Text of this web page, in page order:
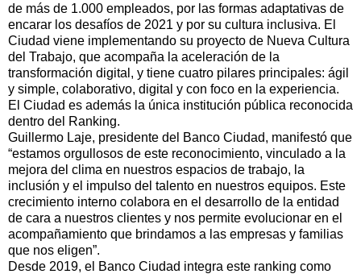
de más de 1.000 empleados, por las formas adaptativas de
encarar los desafíos de 2021 y por su cultura inclusiva. El
Ciudad viene implementando su proyecto de Nueva Cultura
del Trabajo, que acompaña la aceleración de la
transformación digital, y tiene cuatro pilares principales: ágil
y simple, colaborativo, digital y con foco en la experiencia.
El Ciudad es además la única institución pública reconocida
dentro del Ranking.
Guillermo Laje, presidente del Banco Ciudad, manifestó que
“estamos orgullosos de este reconocimiento, vinculado a la
mejora del clima en nuestros espacios de trabajo, la
inclusión y el impulso del talento en nuestros equipos. Este
crecimiento interno colabora en el desarrollo de la entidad
de cara a nuestros clientes y nos permite evolucionar en el
acompañamiento que brindamos a las empresas y familias
que nos eligen”.
Desde 2019, el Banco Ciudad integra este ranking como